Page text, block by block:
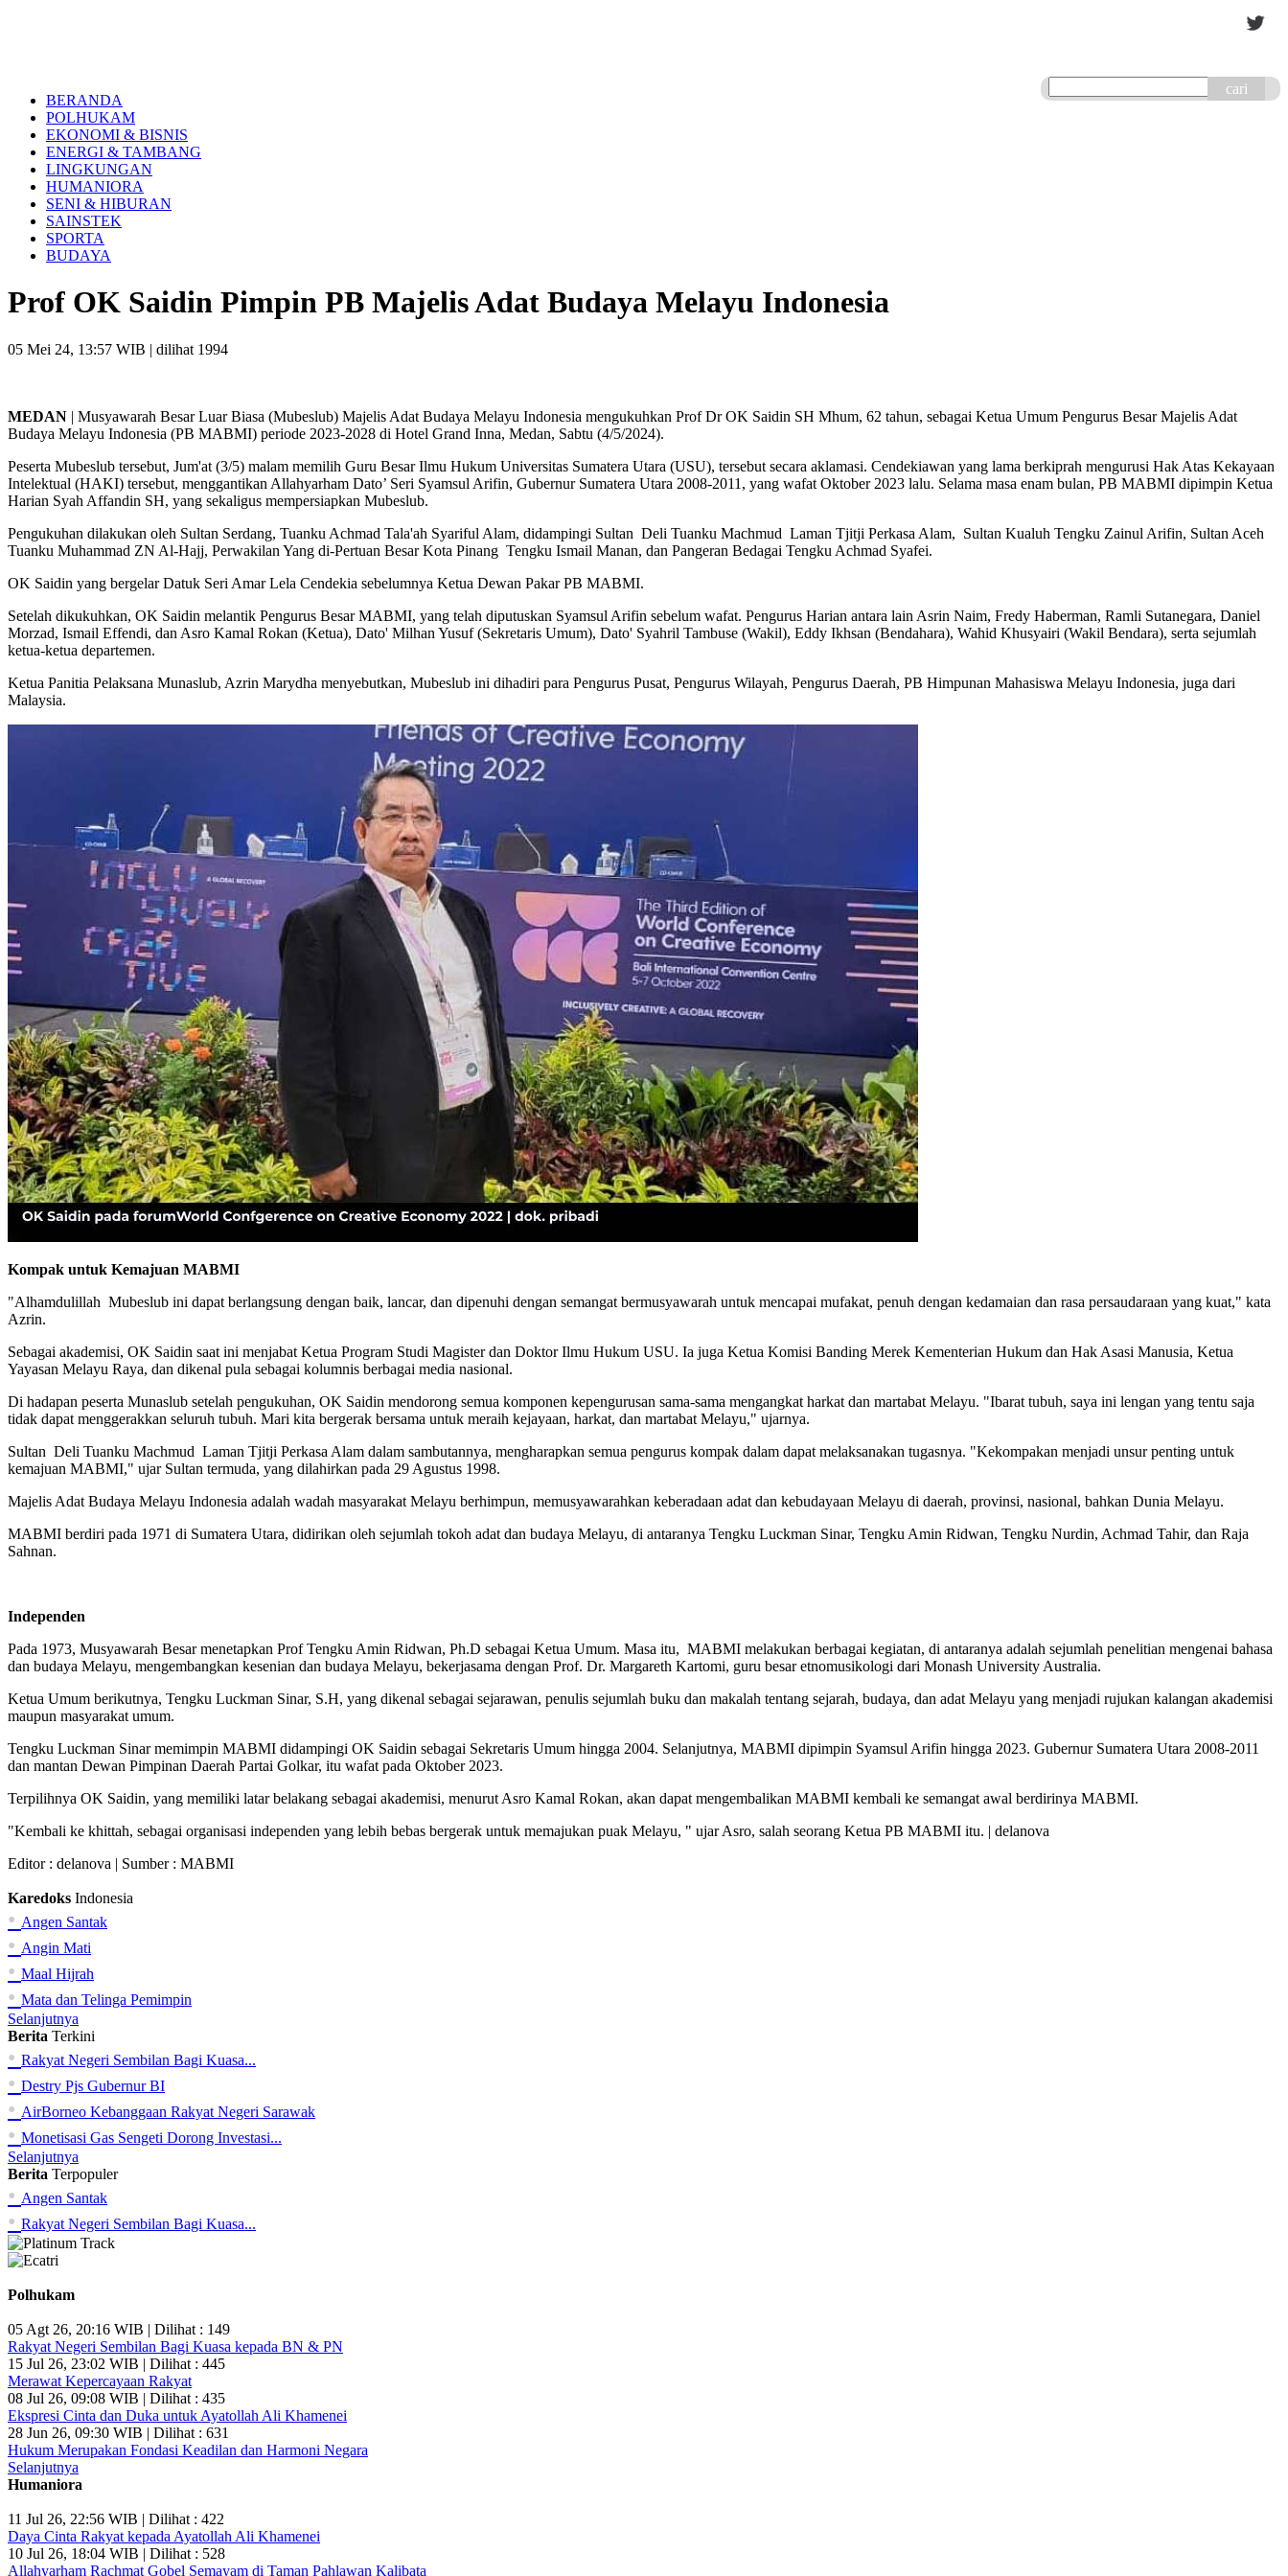
cari
BERANDA
POLHUKAM
EKONOMI & BISNIS
ENERGI & TAMBANG
LINGKUNGAN
HUMANIORA
SENI & HIBURAN
SAINSTEK
SPORTA
BUDAYA
Prof OK Saidin Pimpin PB Majelis Adat Budaya Melayu Indonesia
05 Mei 24, 13:57 WIB | dilihat 1994
MEDAN | Musyawarah Besar Luar Biasa (Mubeslub) Majelis Adat Budaya Melayu Indonesia mengukuhkan Prof Dr OK Saidin SH Mhum, 62 tahun, sebagai Ketua Umum Pengurus Besar Majelis Adat
Budaya Melayu Indonesia (PB MABMI) periode 2023-2028 di Hotel Grand Inna, Medan, Sabtu (4/5/2024).
Peserta Mubeslub tersebut, Jum'at (3/5) malam memilih Guru Besar Ilmu Hukum Universitas Sumatera Utara (USU), tersebut secara aklamasi. Cendekiawan yang lama berkiprah mengurusi Hak Atas Kekayaan
Intelektual (HAKI) tersebut, menggantikan Allahyarham Dato’ Seri Syamsul Arifin, Gubernur Sumatera Utara 2008-2011, yang wafat Oktober 2023 lalu. Selama masa enam bulan, PB MABMI dipimpin Ketua
Harian Syah Affandin SH, yang sekaligus mempersiapkan Mubeslub.
Pengukuhan dilakukan oleh Sultan Serdang, Tuanku Achmad Tala'ah Syariful Alam, didampingi Sultan Deli Tuanku Machmud Laman Tjitji Perkasa Alam, Sultan Kualuh Tengku Zainul Arifin, Sultan Aceh
Tuanku Muhammad ZN Al-Hajj, Perwakilan Yang di-Pertuan Besar Kota Pinang Tengku Ismail Manan, dan Pangeran Bedagai Tengku Achmad Syafei.
OK Saidin yang bergelar Datuk Seri Amar Lela Cendekia sebelumnya Ketua Dewan Pakar PB MABMI.
Setelah dikukuhkan, OK Saidin melantik Pengurus Besar MABMI, yang telah diputuskan Syamsul Arifin sebelum wafat. Pengurus Harian antara lain Asrin Naim, Fredy Haberman, Ramli Sutanegara, Daniel
Morzad, Ismail Effendi, dan Asro Kamal Rokan (Ketua), Dato' Milhan Yusuf (Sekretaris Umum), Dato' Syahril Tambuse (Wakil), Eddy Ikhsan (Bendahara), Wahid Khusyairi (Wakil Bendara), serta sejumlah
ketua-ketua departemen.
Ketua Panitia Pelaksana Munaslub, Azrin Marydha menyebutkan, Mubeslub ini dihadiri para Pengurus Pusat, Pengurus Wilayah, Pengurus Daerah, PB Himpunan Mahasiswa Melayu Indonesia, juga dari
Malaysia.
Kompak untuk Kemajuan MABMI
"Alhamdulillah Mubeslub ini dapat berlangsung dengan baik, lancar, dan dipenuhi dengan semangat bermusyawarah untuk mencapai mufakat, penuh dengan kedamaian dan rasa persaudaraan yang kuat," kata
Azrin.
Sebagai akademisi, OK Saidin saat ini menjabat Ketua Program Studi Magister dan Doktor Ilmu Hukum USU. Ia juga Ketua Komisi Banding Merek Kementerian Hukum dan Hak Asasi Manusia, Ketua
Yayasan Melayu Raya, dan dikenal pula sebagai kolumnis berbagai media nasional.
Di hadapan peserta Munaslub setelah pengukuhan, OK Saidin mendorong semua komponen kepengurusan sama-sama mengangkat harkat dan martabat Melayu. "Ibarat tubuh, saya ini lengan yang tentu saja
tidak dapat menggerakkan seluruh tubuh. Mari kita bergerak bersama untuk meraih kejayaan, harkat, dan martabat Melayu," ujarnya.
Sultan Deli Tuanku Machmud Laman Tjitji Perkasa Alam dalam sambutannya, mengharapkan semua pengurus kompak dalam dapat melaksanakan tugasnya. "Kekompakan menjadi unsur penting untuk
kemajuan MABMI," ujar Sultan termuda, yang dilahirkan pada 29 Agustus 1998.
Majelis Adat Budaya Melayu Indonesia adalah wadah masyarakat Melayu berhimpun, memusyawarahkan keberadaan adat dan kebudayaan Melayu di daerah, provinsi, nasional, bahkan Dunia Melayu.
MABMI berdiri pada 1971 di Sumatera Utara, didirikan oleh sejumlah tokoh adat dan budaya Melayu, di antaranya Tengku Luckman Sinar, Tengku Amin Ridwan, Tengku Nurdin, Achmad Tahir, dan Raja
Sahnan.
Independen
Pada 1973, Musyawarah Besar menetapkan Prof Tengku Amin Ridwan, Ph.D sebagai Ketua Umum. Masa itu, MABMI melakukan berbagai kegiatan, di antaranya adalah sejumlah penelitian mengenai bahasa
dan budaya Melayu, mengembangkan kesenian dan budaya Melayu, bekerjasama dengan Prof. Dr. Margareth Kartomi, guru besar etnomusikologi dari Monash University Australia.
Ketua Umum berikutnya, Tengku Luckman Sinar, S.H, yang dikenal sebagai sejarawan, penulis sejumlah buku dan makalah tentang sejarah, budaya, dan adat Melayu yang menjadi rujukan kalangan akademisi
maupun masyarakat umum.
Tengku Luckman Sinar memimpin MABMI didampingi OK Saidin sebagai Sekretaris Umum hingga 2004. Selanjutnya, MABMI dipimpin Syamsul Arifin hingga 2023. Gubernur Sumatera Utara 2008-2011
dan mantan Dewan Pimpinan Daerah Partai Golkar, itu wafat pada Oktober 2023.
Terpilihnya OK Saidin, yang memiliki latar belakang sebagai akademisi, menurut Asro Kamal Rokan, akan dapat mengembalikan MABMI kembali ke semangat awal berdirinya MABMI.
"Kembali ke khittah, sebagai organisasi independen yang lebih bebas bergerak untuk memajukan puak Melayu, " ujar Asro, salah seorang Ketua PB MABMI itu. | delanova
Editor : delanova | Sumber : MABMI
Karedoks Indonesia
• Angen Santak
• Angin Mati
• Maal Hijrah
• Mata dan Telinga Pemimpin
Selanjutnya
Berita Terkini
• Rakyat Negeri Sembilan Bagi Kuasa...
• Destry Pjs Gubernur BI
• AirBorneo Kebanggaan Rakyat Negeri Sarawak
• Monetisasi Gas Sengeti Dorong Investasi...
Selanjutnya
Berita Terpopuler
• Angen Santak
• Rakyat Negeri Sembilan Bagi Kuasa...
Polhukam
05 Agt 26, 20:16 WIB | Dilihat : 149
Rakyat Negeri Sembilan Bagi Kuasa kepada BN & PN
15 Jul 26, 23:02 WIB | Dilihat : 445
Merawat Kepercayaan Rakyat
08 Jul 26, 09:08 WIB | Dilihat : 435
Ekspresi Cinta dan Duka untuk Ayatollah Ali Khamenei
28 Jun 26, 09:30 WIB | Dilihat : 631
Hukum Merupakan Fondasi Keadilan dan Harmoni Negara
Selanjutnya
Humaniora
11 Jul 26, 22:56 WIB | Dilihat : 422
Daya Cinta Rakyat kepada Ayatollah Ali Khamenei
10 Jul 26, 18:04 WIB | Dilihat : 528
Allahyarham Rachmat Gobel Semayam di Taman Pahlawan Kalibata